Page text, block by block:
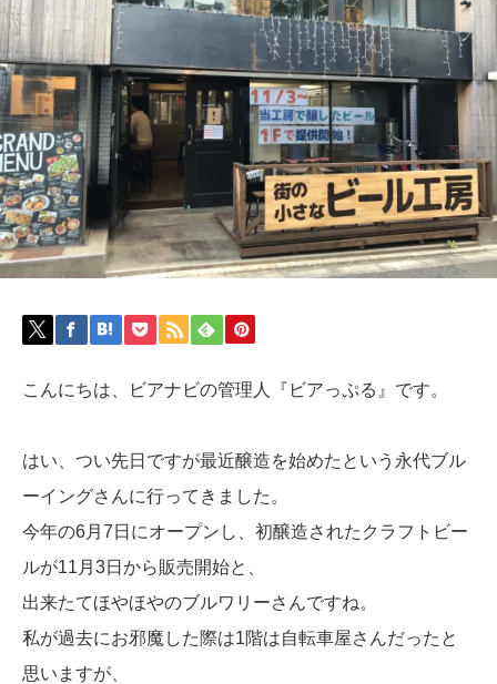
こんにちは、ビアナビの管理人『ビアっぷる』です。
はい、つい先日ですが最近醸造を始めたという永代ブル
ーイングさんに行ってきました。
今年の6月7日にオープンし、初醸造されたクラフトビー
ルが11月3日から販売開始と、
出来たてほやほやのブルワリーさんですね。
私が過去にお邪魔した際は1階は自転車屋さんだったと
思いますが、